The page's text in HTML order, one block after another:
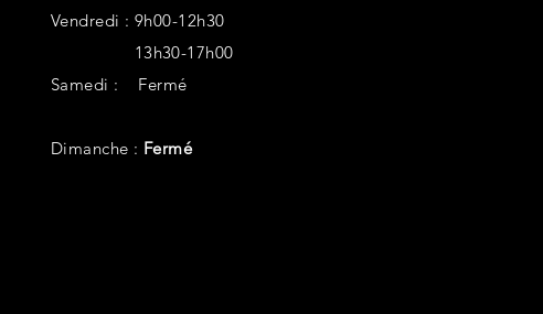
Vendredi : 9h00-12h30
13h30-17h00
Samedi :
Fermé
Dimanche : Fermé